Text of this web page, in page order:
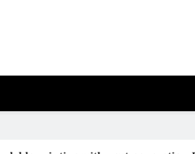
马来西亚妈妈提供分享剖腹产复原历程的